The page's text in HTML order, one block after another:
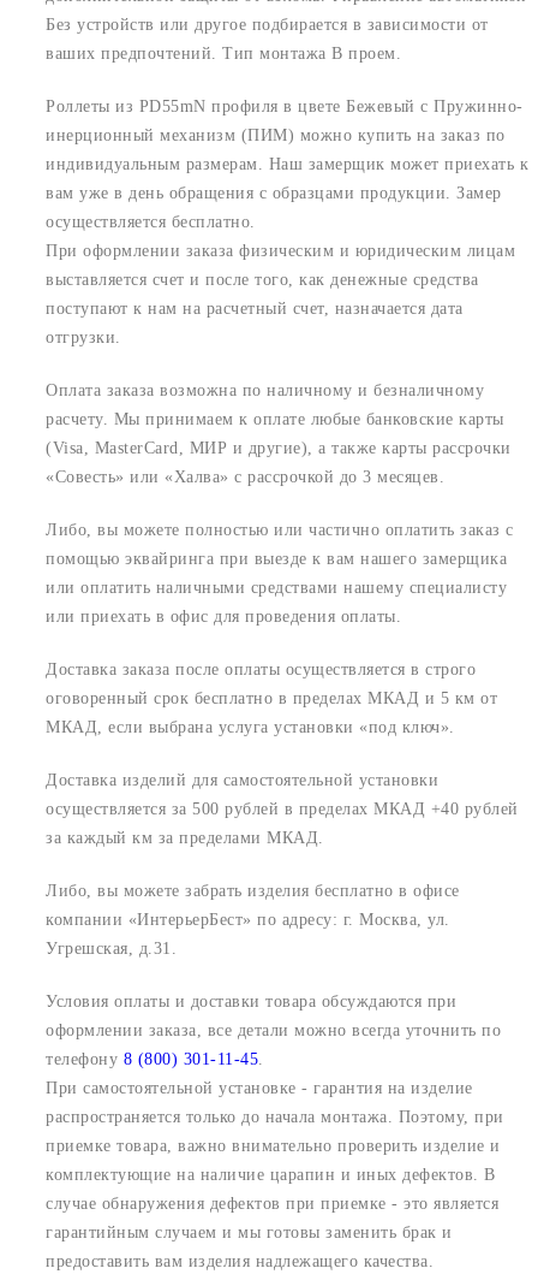
Без устройств или другое подбирается в зависимости от
ваших предпочтений. Тип монтажа В проем.
Роллеты из PD55mN профиля в цвете Бежевый с Пружинно-
инерционный механизм (ПИМ) можно купить на заказ по
индивидуальным размерам. Наш замерщик может приехать к
вам уже в день обращения с образцами продукции. Замер
осуществляется бесплатно.
При оформлении заказа физическим и юридическим лицам
выставляется счет и после того, как денежные средства
поступают к нам на расчетный счет, назначается дата
отгрузки.
Оплата заказа возможна по наличному и безналичному
расчету. Мы принимаем к оплате любые банковские карты
(Visa, MasterCard, МИР и другие), а также карты рассрочки
«Совесть» или «Халва» с рассрочкой до 3 месяцев.
Либо, вы можете полностью или частично оплатить заказ с
помощью эквайринга при выезде к вам нашего замерщика
или оплатить наличными средствами нашему специалисту
или приехать в офис для проведения оплаты.
Доставка заказа после оплаты осуществляется в строго
оговоренный срок бесплатно в пределах МКАД и 5 км от
МКАД, если выбрана услуга установки «под ключ».
Доставка изделий для самостоятельной установки
осуществляется за 500 рублей в пределах МКАД +40 рублей
за каждый км за пределами МКАД.
Либо, вы можете забрать изделия бесплатно в офисе
компании «ИнтерьерБест» по адресу: г. Москва, ул.
Угрешская, д.31.
Условия оплаты и доставки товара обсуждаются при
оформлении заказа, все детали можно всегда уточнить по
телефону 8 (800) 301-11-45
При самостоятельной установке - гарантия на изделие
распространяется только до начала монтажа. Поэтому, при
приемке товара, важно внимательно проверить изделие и
комплектующие на наличие царапин и иных дефектов. В
случае обнаружения дефектов при приемке - это является
гарантийным случаем и мы готовы заменить брак и
предоставить вам изделия надлежащего качества.